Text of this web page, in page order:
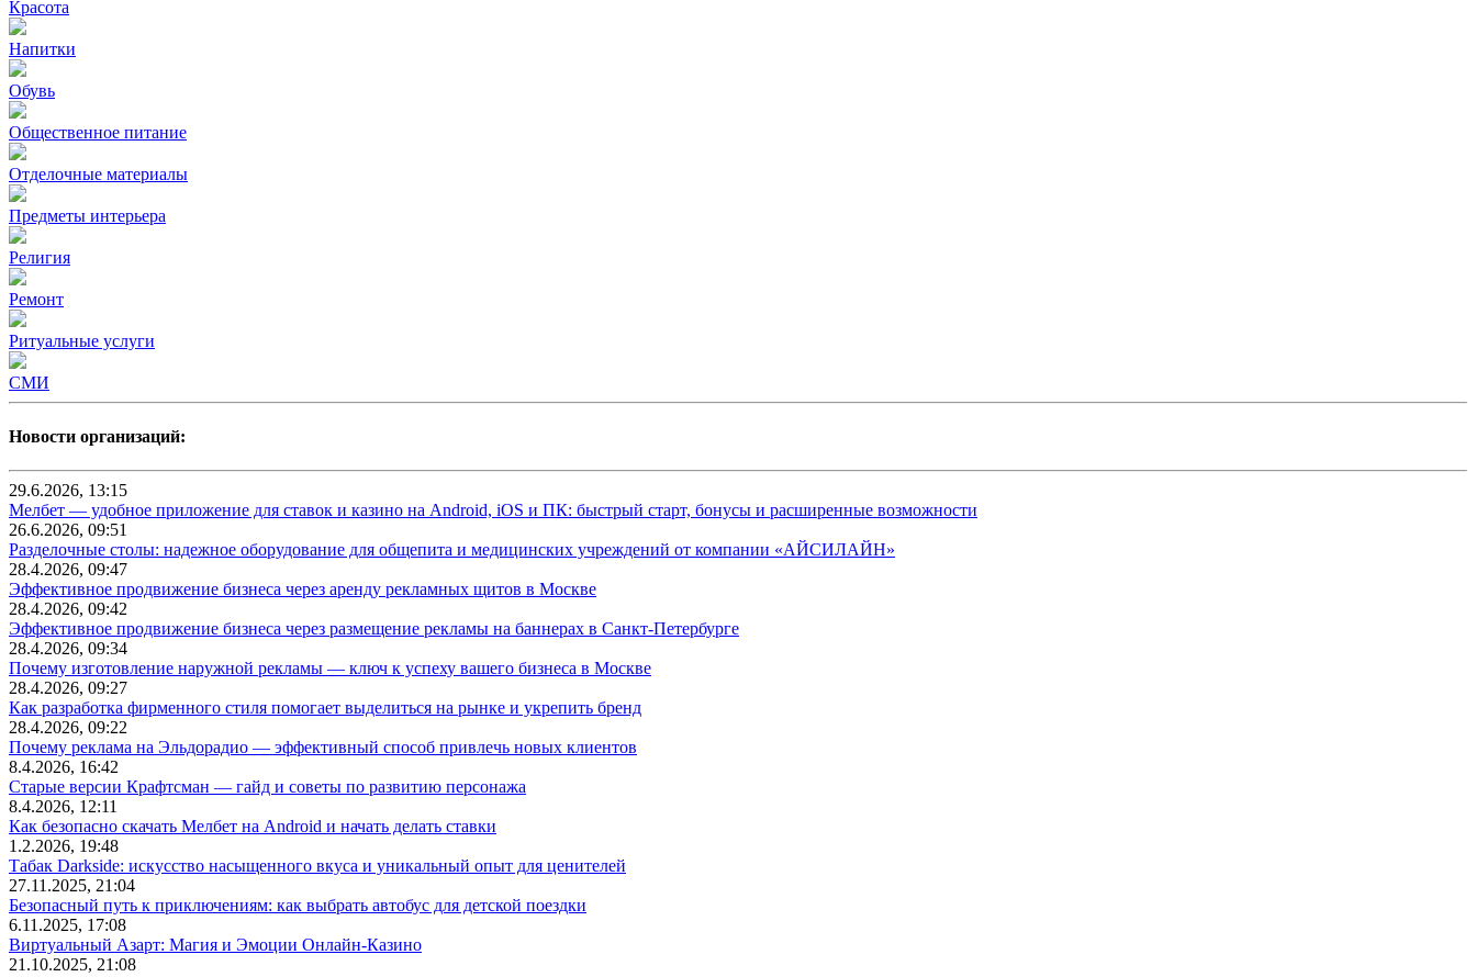
Красота
Напитки
Обувь
Общественное питание
Отделочные материалы
Предметы интерьера
Религия
Ремонт
Ритуальные услуги
СМИ
Новости организаций:
29.6.2026, 13:15
Мелбет — удобное приложение для ставок и казино на Android, iOS и ПК: быстрый старт, бонусы и расширенные возможности
26.6.2026, 09:51
Разделочные столы: надежное оборудование для общепита и медицинских учреждений от компании «АЙСИЛАЙН»
28.4.2026, 09:47
Эффективное продвижение бизнеса через аренду рекламных щитов в Москве
28.4.2026, 09:42
Эффективное продвижение бизнеса через размещение рекламы на баннерах в Санкт-Петербурге
28.4.2026, 09:34
Почему изготовление наружной рекламы — ключ к успеху вашего бизнеса в Москве
28.4.2026, 09:27
Как разработка фирменного стиля помогает выделиться на рынке и укрепить бренд
28.4.2026, 09:22
Почему реклама на Эльдорадио — эффективный способ привлечь новых клиентов
8.4.2026, 16:42
Старые версии Крафтсман — гайд и советы по развитию персонажа
8.4.2026, 12:11
Как безопасно скачать Мелбет на Android и начать делать ставки
1.2.2026, 19:48
Табак Darkside: искусство насыщенного вкуса и уникальный опыт для ценителей
27.11.2025, 21:04
Безопасный путь к приключениям: как выбрать автобус для детской поездки
6.11.2025, 17:08
Виртуальный Азарт: Магия и Эмоции Онлайн-Казино
21.10.2025, 21:08